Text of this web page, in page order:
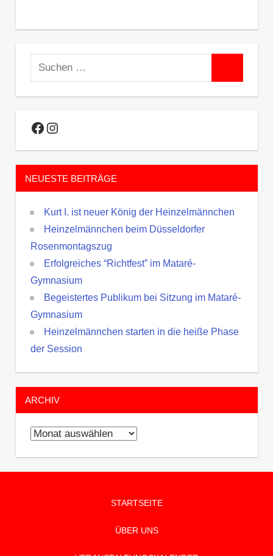
Suchen
nach:
Facebook
Instagram
NEUESTE BEITRÄGE
Kurt I. ist neuer König der Heinzelmännchen
Heinzelmännchen beim Düsseldorfer
Rosenmontagszug
Erfolgreiches “Richtfest” im Mataré-
Gymnasium
Begeistertes Publikum bei Sitzung im Mataré-
Gymnasium
Heinzelmännchen starten in die heiße Phase
der Session
ARCHIV
Archiv
STARTSEITE
ÜBER UNS